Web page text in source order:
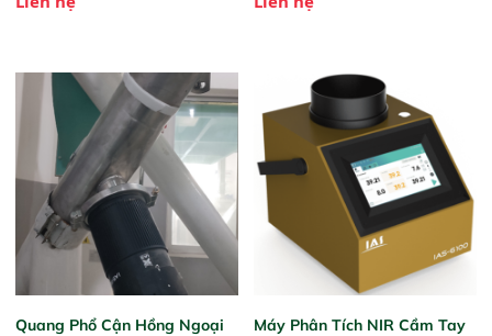
Phạm vi ứng dụng rộng: Đáp ứng
ngành công nghiệp khác nhau. 
Độ nhạy cao: Trang bị đầu dò
InGaAs độ nhạy cao, cung cấp
phản hồi phổ tuyến tính đầy đủ,
đảm bảo độ chính xác và khả
năng lặp lại tối ưu.
Thiết bị linh hoạt cho nhiều kịch
trực tiếp ngoài đồng ruộng.
Quang Phổ Cận Hồng Ngoại
Máy Phân Tích NIR Cầm Tay